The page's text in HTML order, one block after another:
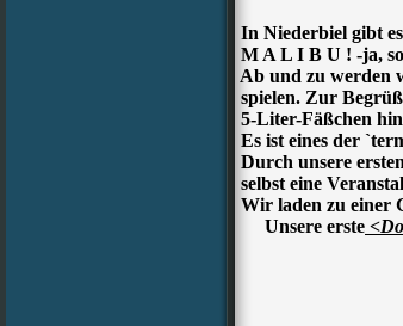
In Niederbiel gibt
M A L I B U ! -ja,
Ab und zu werden
spielen. Zur
5-Liter-Fäßchen
Es ist eines der
Durch unsere
selbst eine
Wir laden zu einer
Unsere erste